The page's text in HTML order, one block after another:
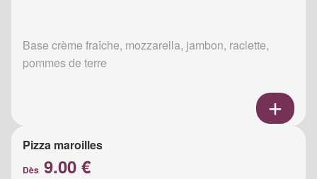
Base crème fraîche, mozzarella, jambon, raclette,
pommes de terre
Pizza maroilles
Dès 9.00 €